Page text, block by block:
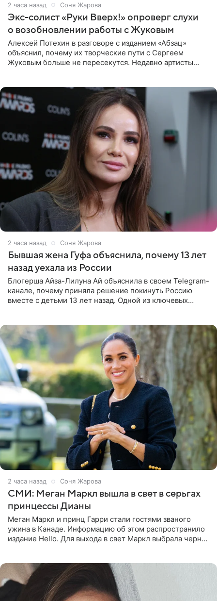
2 часа назад Соня Жарова
Экс-солист «Руки Вверх!» опроверг слухи
о возобновлении работы с Жуковым
Алексей Потехин в разговоре с изданием «Абзац»
объяснил, почему их творческие пути с Сергеем
Жуковым больше не пересекутся. Недавно артисты
2 часа назад Соня Жарова
Бывшая жена Гуфа объяснила, почему 13 лет
назад уехала из России
Блогерша Айза-Лилуна Ай объяснила в своем Telegram-
канале, почему приняла решение покинуть Россию
вместе с детьми 13 лет назад. Одной из ключевых
2 часа назад Соня Жарова
СМИ: Меган Маркл вышла в свет в серьгах
принцессы Дианы
Меган Маркл и принц Гарри стали гостями званого
ужина в Канаде. Информацию об этом распространило
издание Hello. Для выхода в свет Маркл выбрала черное